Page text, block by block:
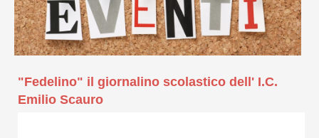
"Fedelino" il giornalino scolastico dell' I.C.
Emilio Scauro